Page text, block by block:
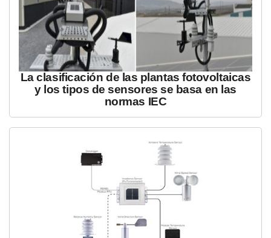
La clasificación de las plantas fotovoltaicas
y los tipos de sensores se basa en las
normas IEC